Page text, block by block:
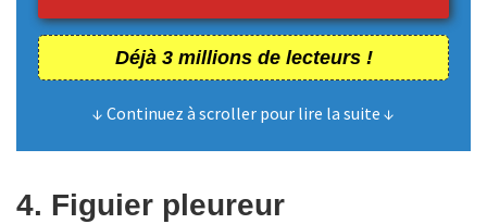
Déjà 3 millions de lecteurs !
↓ Continuez à scroller pour lire la suite ↓
4. Figuier pleureur